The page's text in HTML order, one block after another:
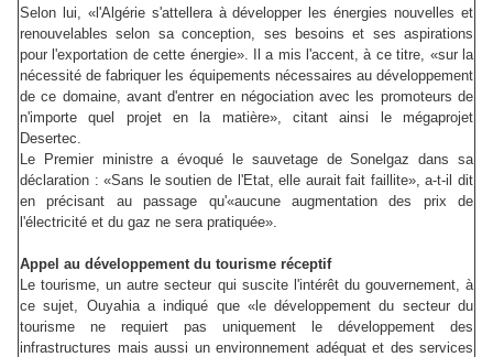
Selon lui, «l'Algérie s'attellera à développer les énergies nouvelles et
renouvelables selon sa conception, ses besoins et ses aspirations
pour l'exportation de cette énergie». Il a mis l'accent, à ce titre, «sur la
nécessité de fabriquer les équipements nécessaires au développement
de ce domaine, avant d'entrer en négociation avec les promoteurs de
n'importe quel projet en la matière», citant ainsi le mégaprojet
Desertec.
Le Premier ministre a évoqué le sauvetage de Sonelgaz dans sa
déclaration : «Sans le soutien de l'Etat, elle aurait fait faillite», a-t-il dit
en précisant au passage qu'«aucune augmentation des prix de
l'électricité et du gaz ne sera pratiquée».
Appel au développement du tourisme réceptif
Le tourisme, un autre secteur qui suscite l'intérêt du gouvernement, à
ce sujet, Ouyahia a indiqué que «le développement du secteur du
tourisme ne requiert pas uniquement le développement des
infrastructures mais aussi un environnement adéquat et des services